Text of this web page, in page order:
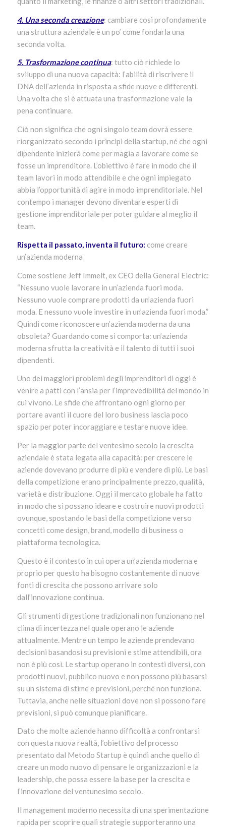
4. Una seconda creazione: cambiare così profondamente
una struttura aziendale è un po’ come fondarla una
seconda volta.
5. Trasformazione continua: tutto ciò richiede lo
sviluppo di una nuova capacità: l’abilità di riscrivere il
DNA dell’azienda in risposta a sfide nuove e differenti.
Una volta che si è attuata una trasformazione vale la
pena continuare.
Ciò non significa che ogni singolo team dovrà essere
riorganizzato secondo i principi della startup, né che ogni
dipendente inizierà come per magia a lavorare come se
fosse un imprenditore. L’obiettivo è fare in modo che il
team lavori in modo attendibile e che ogni impiegato
abbia l’opportunità di agire in modo imprenditoriale. Nel
contempo i manager devono diventare esperti di
gestione imprenditoriale per poter guidare al meglio il
team.
Rispetta il passato, inventa il futuro: come creare
un’azienda moderna
Come sostiene Jeff Immelt, ex CEO della General Electric:
“Nessuno vuole lavorare in un’azienda fuori moda.
Nessuno vuole comprare prodotti da un’azienda fuori
moda. E nessuno vuole investire in un’azienda fuori moda.”
Quindi come riconoscere un’azienda moderna da una
obsoleta? Guardando come si comporta: un’azienda
moderna sfrutta la creatività e il talento di tutti i suoi
dipendenti.
Uno dei maggiori problemi degli imprenditori di oggi è
venire a patti con l’ansia per l’imprevedibilità del mondo in
cui vivono. Le sfide che affrontano ogni giorno per
portare avanti il cuore del loro business lascia poco
spazio per poter incoraggiare e testare nuove idee.
Per la maggior parte del ventesimo secolo la crescita
aziendale è stata legata alla capacità: per crescere le
aziende dovevano produrre di più e vendere di più. Le basi
della competizione erano principalmente prezzo, qualità,
varietà e distribuzione. Oggi il mercato globale ha fatto
in modo che si possano ideare e costruire nuovi prodotti
ovunque, spostando le basi della competizione verso
concetti come design, brand, modello di business o
piattaforma tecnologica.
Questo è il contesto in cui opera un’azienda moderna e
proprio per questo ha bisogno costantemente di nuove
fonti di crescita che possono arrivare solo
dall’innovazione continua.
Gli strumenti di gestione tradizionali non funzionano nel
clima di incertezza nel quale operano le aziende
attualmente. Mentre un tempo le aziende prendevano
decisioni basandosi su previsioni e stime attendibili, ora
non è più così. Le startup operano in contesti diversi, con
prodotti nuovi, pubblico nuovo e non possono più basarsi
su un sistema di stime e previsioni, perché non funziona.
Tuttavia, anche nelle situazioni dove non si possono fare
previsioni, si può comunque pianificare.
Dato che molte aziende hanno difficoltà a confrontarsi
con questa nuova realtà, l’obiettivo del processo
presentato dal Metodo Startup è quindi anche quello di
creare un modo nuovo di pensare le organizzazioni e la
leadership, che possa essere la base per la crescita e
l’innovazione del ventunesimo secolo.
Il management moderno necessita di una sperimentazione
rapida per scoprire quali strategie supporteranno una